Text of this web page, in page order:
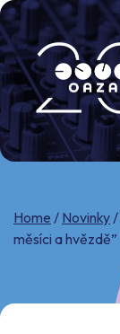
Skip
to
content
Home / Novinky/
měsíci a hvězdě”